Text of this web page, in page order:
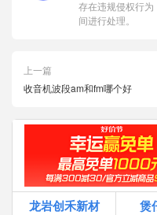
存在违规侵权行
间进行处理。
上一篇
收音机波段am和fm哪个好
龙岩创禾新材 煲